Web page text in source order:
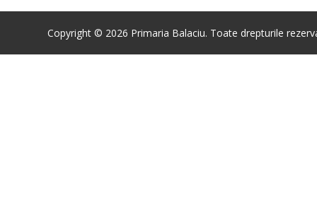
Copyright © 2026 Primaria Balaciu. Toate drepturile